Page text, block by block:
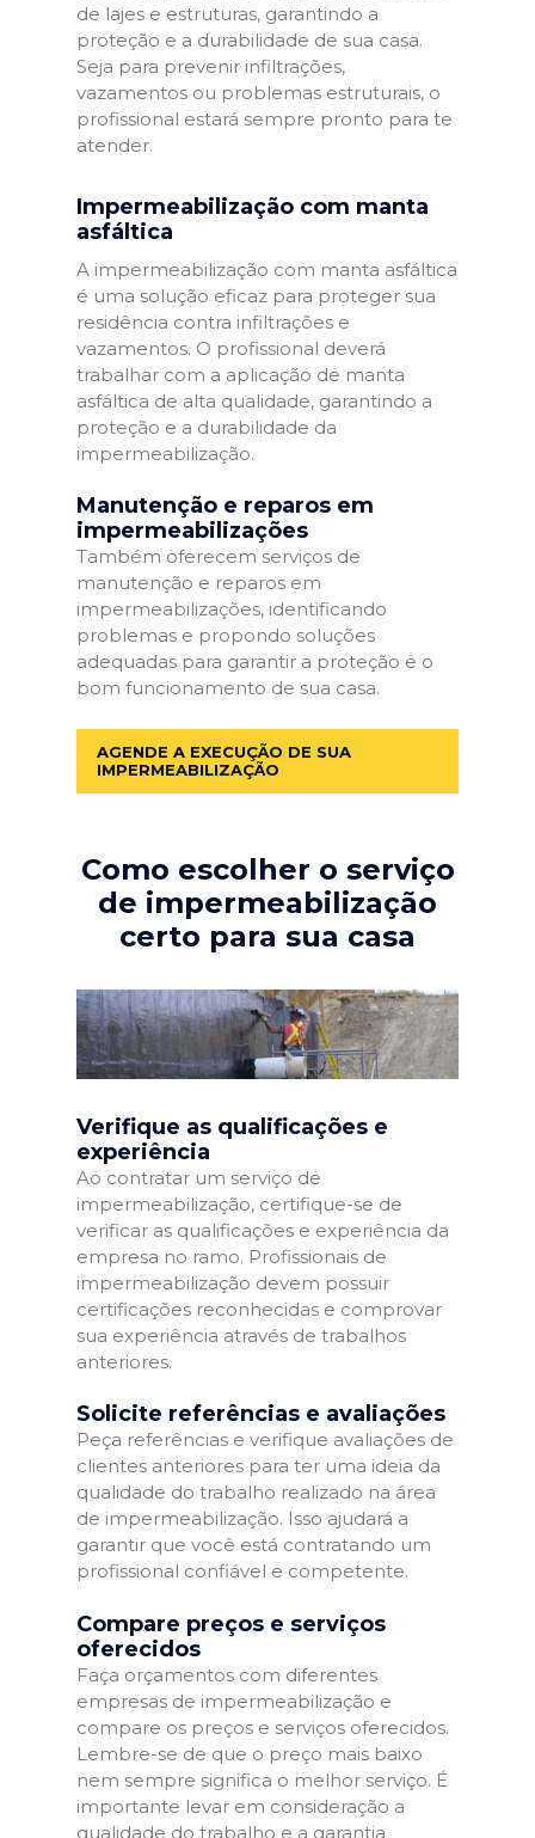
de lajes e estruturas, garantindo a
proteção e a durabilidade de sua casa.
Seja para prevenir infiltrações,
vazamentos ou problemas estruturais, o
profissional estará sempre pronto para te
atender.
Impermeabilização com manta
asfáltica
A impermeabilização com manta asfáltica
é uma solução eficaz para proteger sua
residência contra infiltrações e
vazamentos. O profissional deverá
trabalhar com a aplicação de manta
asfáltica de alta qualidade, garantindo a
proteção e a durabilidade da
impermeabilização.
Manutenção e reparos em
impermeabilizações
Também oferecem serviços de
manutenção e reparos em
impermeabilizações, identificando
problemas e propondo soluções
adequadas para garantir a proteção e o
bom funcionamento de sua casa.
AGENDE A EXECUÇÃO DE SUA
IMPERMEABILIZAÇÃO
Como escolher o serviço
de impermeabilização
certo para sua casa
Verifique as qualificações e
experiência
Ao contratar um serviço de
impermeabilização, certifique-se de
verificar as qualificações e experiência da
empresa no ramo. Profissionais de
impermeabilização devem possuir
certificações reconhecidas e comprovar
sua experiência através de trabalhos
anteriores.
Solicite referências e avaliações
Peça referências e verifique avaliações de
clientes anteriores para ter uma ideia da
qualidade do trabalho realizado na área
de impermeabilização. Isso ajudará a
garantir que você está contratando um
profissional confiável e competente.
Compare preços e serviços
oferecidos
Faça orçamentos com diferentes
empresas de impermeabilização e
compare os preços e serviços oferecidos.
Lembre-se de que o preço mais baixo
nem sempre significa o melhor serviço. É
importante levar em consideração a
qualidade do trabalho e a garantia